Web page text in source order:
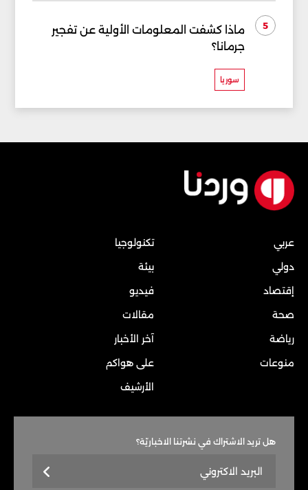
5
ماذا كشفت المعلومات الأولية عن تفجير
جرمانا؟
سوريا
عربي
دولي
إقتصاد
صحة
رياضة
منوعات
تكنولوجيا
بيئة
فيديو
مقالات
آخر الأخبار
على هواكم
الأرشيف
هل تريد الاشتراك في نشرتنا الاخباريّة؟